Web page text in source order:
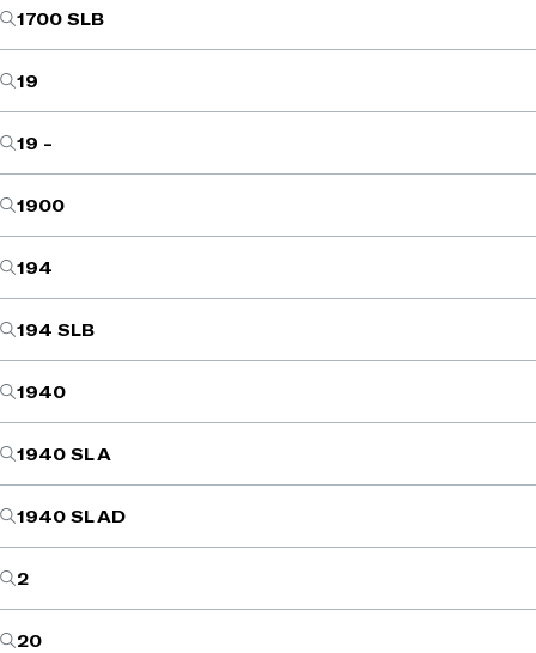
1700 SLB
19
19 -
1900
194
194 SLB
1940
1940 SL A
1940 SL AD
2
20